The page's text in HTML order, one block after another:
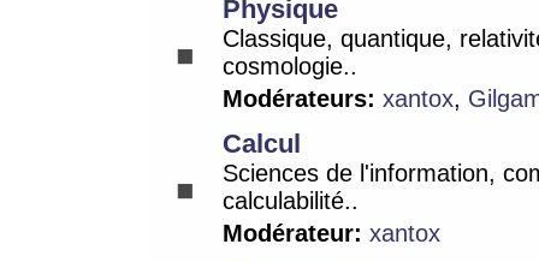
Physique
Classique, quantique,
cosmologie..
Modérateurs: xantox,
Calcul
Sciences de l'information,
calculabilité..
Modérateur: xantox